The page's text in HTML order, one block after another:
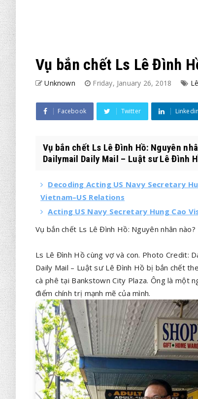
Vụ bắn chết Ls Lê Đình
Unknown Friday, January 26, 2018
Facebook Twitter Linkedin
Vụ bắn chết Ls Lê Đình Hồ: Nguyên
Dailymail Daily Mail – Luật sư Lê Đình
Decoding Acting US Navy Secretary
Vietnam–US Relations
Acting US Navy Secretary Hung Cao
Vụ bắn chết Ls Lê Đình Hồ: Nguyên nhân nào?
Ls Lê Đình Hồ cùng vợ và con. Photo Credit:
Daily Mail – Luật sư Lê Đình Hồ bị bắn chết
cà phê tại Bankstown City Plaza. Ông là một
điểm chính trị mạnh mẽ của mình.